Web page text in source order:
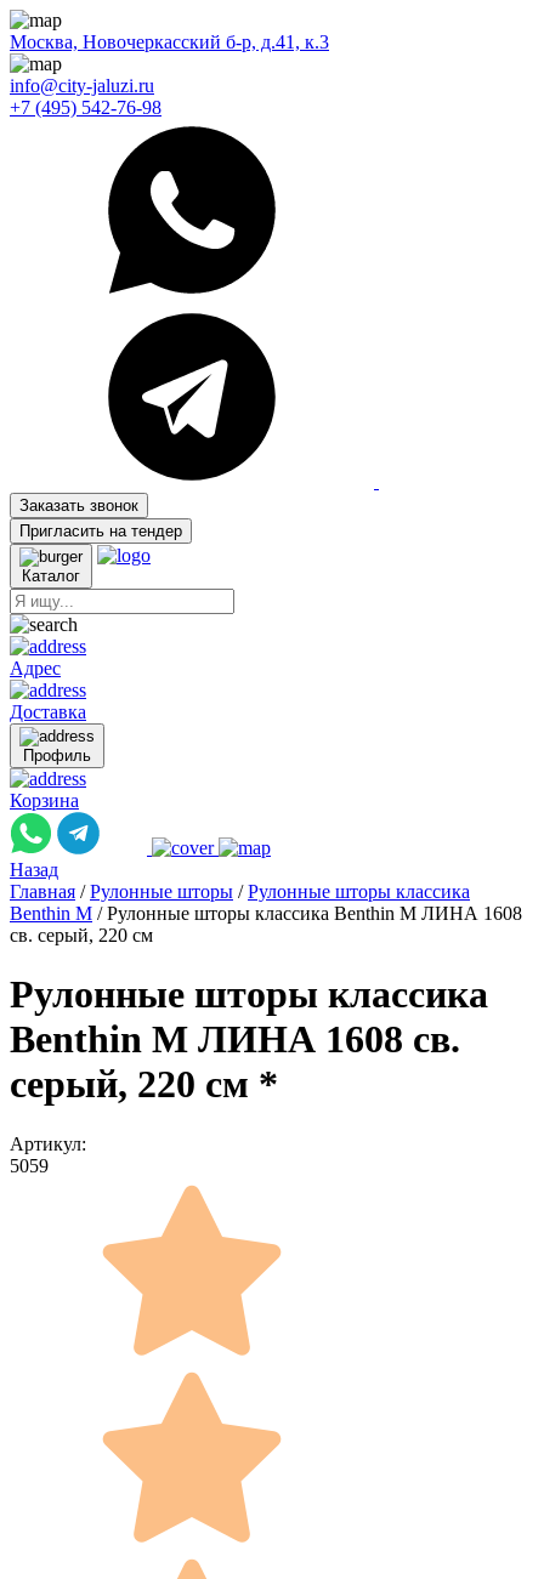
Москва, Новочеркасский б-р, д.41, к.3
info@city-jaluzi.ru
+7 (495) 542-76-98
Заказать звонок
Пригласить на тендер
Каталог
Адрес
Доставка
Профиль
Корзина
Назад
Главная / Рулонные шторы / Рулонные шторы классика
Benthin M / Рулонные шторы классика Benthin M ЛИНА 1608
св. серый, 220 см
Рулонные шторы классика
Benthin M ЛИНА 1608 св.
серый, 220 см *
Артикул:
5059